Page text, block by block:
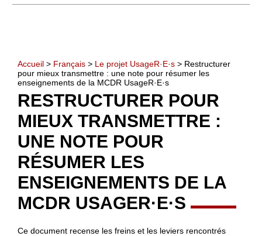
Accueil > Français > Le projet UsageR·E·s > Restructurer
pour mieux transmettre : une note pour résumer les
enseignements de la MCDR UsageR·E·s
RESTRUCTURER POUR
MIEUX TRANSMETTRE :
UNE NOTE POUR
RÉSUMER LES
ENSEIGNEMENTS DE LA
MCDR USAGER·E·S
Ce document recense les freins et les leviers rencontrés